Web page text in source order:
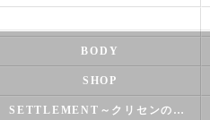
BODY
SHOP
SETTLEMENT～クリセンのズバリ解決シリーズ～